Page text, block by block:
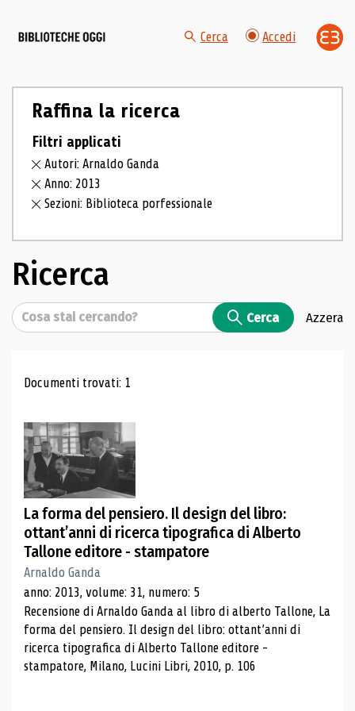
Cerca Accedi
Raffina la ricerca
Filtri applicati
Autori: Arnaldo Ganda
Anno: 2013
Sezioni: Biblioteca porfessionale
Ricerca
Cerca Cerca Azzera
Risultati di ricerca
Documenti trovati: 1
La forma del pensiero. Il design del libro:
ottant’anni di ricerca tipografica di Alberto
Tallone editore - stampatore
Arnaldo Ganda
anno: 2013, volume: 31, numero: 5
Recensione di Arnaldo Ganda al libro di alberto Tallone, La
forma del pensiero. Il design del libro: ottant’anni di
ricerca tipografica di Alberto Tallone editore -
stampatore, Milano, Lucini Libri, 2010, p. 106